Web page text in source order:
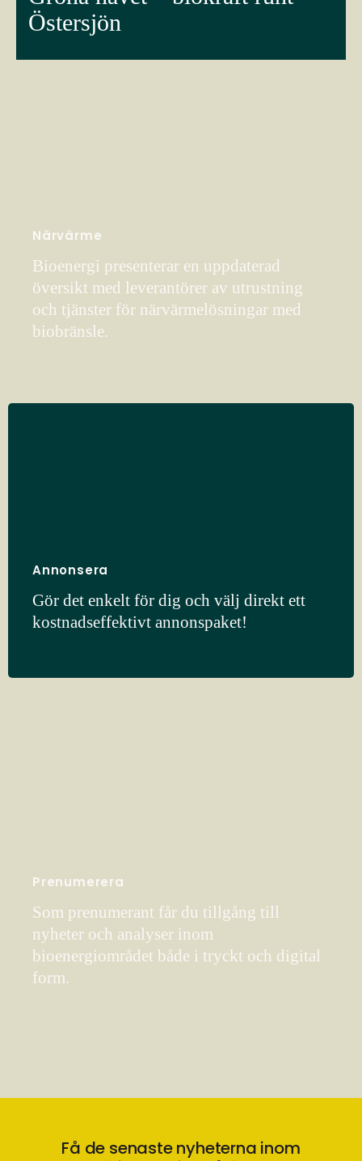
Östersjön
Närvärme
Bioenergi presenterar en uppdaterad
översikt med leverantörer av utrustning
och tjänster för närvärmelösningar med
biobränsle.
Annonsera
Gör det enkelt för dig och välj direkt ett
kostnadseffektivt annonspaket!
Prenumerera
Som prenumerant får du tillgång till
nyheter och analyser inom
bioenergiområdet både i tryckt och digital
form.
Få de senaste nyheterna inom